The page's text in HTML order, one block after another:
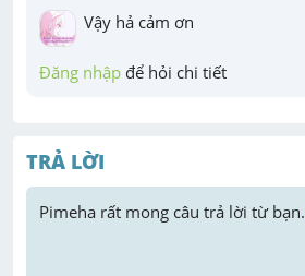
Vậy hả cảm ơn
Đăng nhập để hỏi chi tiết
TRẢ LỜI
Pimeha rất mong câu trả lời từ bạn.